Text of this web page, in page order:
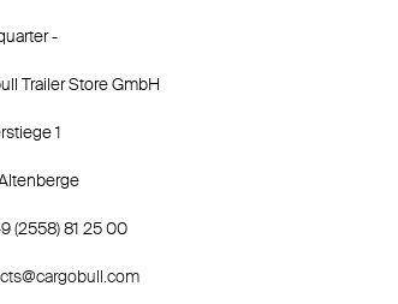
-
Trailer Store GmbH
1
(2558) 81 25 00
cts@cargobull.com